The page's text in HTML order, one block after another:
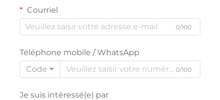
Courriel
0/100
Téléphone mobile / WhatsApp
Code
0/100
Je suis intéressé(e) par